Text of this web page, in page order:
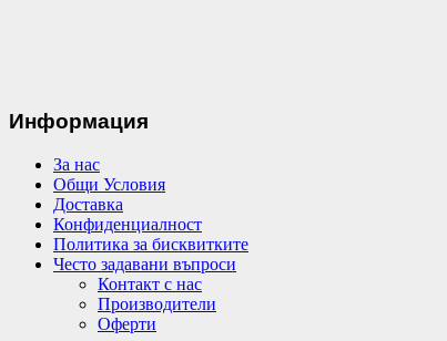
Информация
За нас
Общи Условия
Доставка
Конфиденциалност
Политика за бисквитките
Често задавани въпроси
Контакт с нас
Производители
Оферти